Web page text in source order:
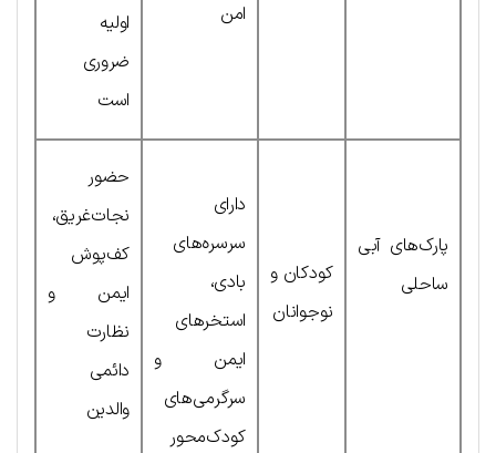
امن
اولیه
ضروری
است
پارک‌های آبی
ساحلی
کودکان و
نوجوانان
دارای
سرسره‌های
بادی،
استخرهای
ایمن و
سرگرمی‌های
کودک‌محور
حضور
نجات‌غریق،
کف‌پوش
ایمن و
نظارت
دائمی
والدین